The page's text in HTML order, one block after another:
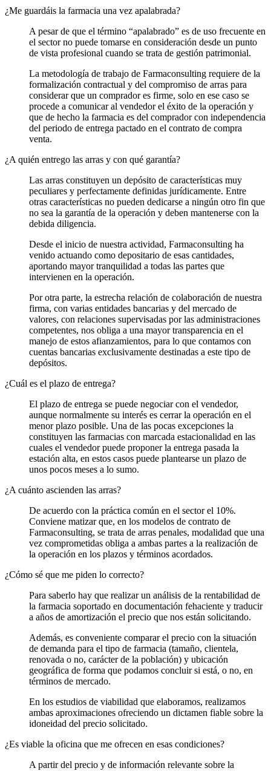
¿Me guardáis la farmacia una vez apalabrada?
A pesar de que el término “apalabrado” es de uso frecuente en
el sector no puede tomarse en consideración desde un punto
de vista profesional cuando se trata de gestión patrimonial.
La metodología de trabajo de Farmaconsulting requiere de la
formalización contractual y del compromiso de arras para
considerar que un comprador es firme, solo en ese caso se
procede a comunicar al vendedor el éxito de la operación y
que de hecho la farmacia es del comprador con independencia
del periodo de entrega pactado en el contrato de compra
venta.
¿A quién entrego las arras y con qué garantía?
Las arras constituyen un depósito de características muy
peculiares y perfectamente definidas jurídicamente. Entre
otras características no pueden dedicarse a ningún otro fin que
no sea la garantía de la operación y deben mantenerse con la
debida diligencia.
Desde el inicio de nuestra actividad, Farmaconsulting ha
venido actuando como depositario de esas cantidades,
aportando mayor tranquilidad a todas las partes que
intervienen en la operación.
Por otra parte, la estrecha relación de colaboración de nuestra
firma, con varias entidades bancarias y del mercado de
valores, con relaciones supervisadas por las administraciones
competentes, nos obliga a una mayor transparencia en el
manejo de estos afianzamientos, para lo que contamos con
cuentas bancarias exclusivamente destinadas a este tipo de
depósitos.
¿Cuál es el plazo de entrega?
El plazo de entrega se puede negociar con el vendedor,
aunque normalmente su interés es cerrar la operación en el
menor plazo posible. Una de las pocas excepciones la
constituyen las farmacias con marcada estacionalidad en las
cuales el vendedor puede proponer la entrega pasada la
estación alta, en estos casos puede plantearse un plazo de
unos pocos meses a lo sumo.
¿A cuánto ascienden las arras?
De acuerdo con la práctica común en el sector el 10%.
Conviene matizar que, en los modelos de contrato de
Farmaconsulting, se trata de arras penales, modalidad que una
vez comprometidas obliga a ambas partes a la realización de
la operación en los plazos y términos acordados.
¿Cómo sé que me piden lo correcto?
Para saberlo hay que realizar un análisis de la rentabilidad de
la farmacia soportado en documentación fehaciente y traducir
a años de amortización el precio que nos están solicitando.
Además, es conveniente comparar el precio con la situación
de demanda para el tipo de farmacia (tamaño, clientela,
renovada o no, carácter de la población) y ubicación
geográfica de forma que podamos concluir si está, o no, en
términos de mercado.
En los estudios de viabilidad que elaboramos, realizamos
ambas aproximaciones ofreciendo un dictamen fiable sobre la
idoneidad del precio solicitado.
¿Es viable la oficina que me ofrecen en esas condiciones?
A partir del precio y de información relevante sobre la